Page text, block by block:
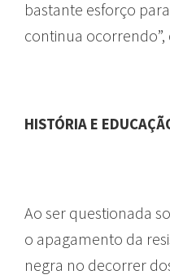
bastante esforço
continua
HISTÓRIA E
Ao ser questionada
o apagamento da
negra no decorrer